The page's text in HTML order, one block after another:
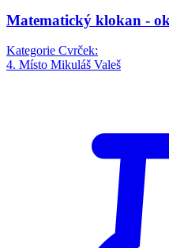
Matematický klokan -
Kategorie Cvrček:
4. Místo Mikuláš Valeš